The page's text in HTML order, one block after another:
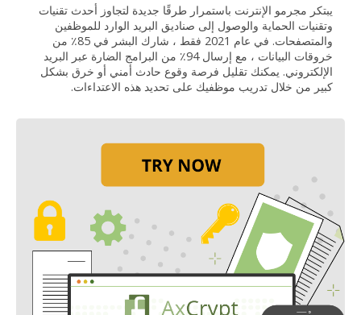
يبتكر مجرمو الإنترنت باستمرار طرقًا جديدة لتجاوز أحدث تقنيات
وتقنيات الحماية والوصول إلى صناديق البريد الوارد للموظفين
والمتصفحات. في عام 2021 فقط ، شارك البشر في 85٪ من
خروقات البيانات ، مع إرسال 94٪ من البرامج الضارة عبر البريد
الإلكتروني. يمكنك تقليل فرصة وقوع حادث أمني أو خرق بشكل
كبير من خلال تدريب موظفيك على تحديد هذه الاعتداءات.